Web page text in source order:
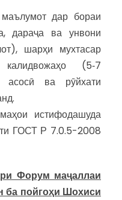
дар бораи
дараҷа ва унвони
шарҳи мухтасар
(5‑7
асосӣ ва рӯйхати
истифодашуда
ГОСТ Р 7.0.5-2008
Форум маҷаллаи
ба пойгоҳи Шохиси